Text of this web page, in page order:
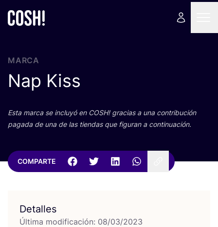
MARCA
Nap Kiss
Esta mar­ca se inclu­yó en COSH! gra­cias a una con­tri­bu­ción
paga­da de una de las tien­das que figu­ran a continuación.
COMPARTE
Detalles
Última modificación: 08/03/2023